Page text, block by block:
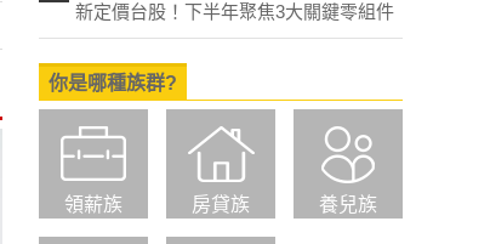
新定價台股！下半年聚焦3大關鍵零組件
你是哪種族群?
領薪族 房貸族 養兒族